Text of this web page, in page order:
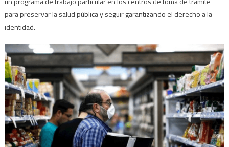
para preservar la salud pública y seguir garantizando el derecho a la
identidad.